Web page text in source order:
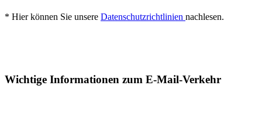
* Hier können Sie unsere Datenschutzrichtlinien nachlesen.
Wichtige Informationen zum E-Mail-Verkehr